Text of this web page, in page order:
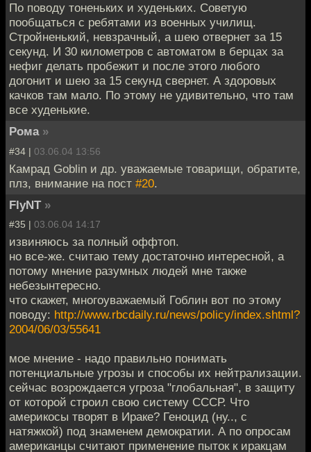
По поводу тоненьких и худеньких. Советую
пообщаться с ребятами из военных училищ.
Стройненький, невзрачный, а шею отвернет за 15
секунд. И 30 километров с автоматом в берцах за
нефиг делать пробежит и после этого любого
догонит и шею за 15 секунд свернет. А здоровых
качков там мало. По этому не удивительно, что там
все худенькие.
Рома »
#34 | 03.06.04 13:56
Камрад Goblin и др. уважаемые товарищи, обратите,
плз, внимание на пост #20.
FlyNT »
#35 | 03.06.04 14:17
извиняюсь за полный оффтоп.
но все-же. считаю тему достаточно интересной, а
потому мнение разумных людей мне также
небезынтересно.
что скажет, многоуважаемый Гоблин вот по этому
поводу: http://www.rbcdaily.ru/news/policy/index.shtml?
2004/06/03/55641
мое мнение - надо правильно понимать
потенциальные угрозы и способы их нейтрализации.
сейчас возрождается угроза "глобальная", в защиту
от которой строил свою систему СССР. Что
америкосы творят в Ираке? Геноцид (ну.., с
натяжкой) под знаменем демократии. А по опросам
американцы считают применение пыток к иракцам